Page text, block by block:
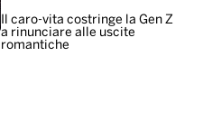
Il caro-vita costringe la Gen Z
a rinunciare alle uscite
romantiche